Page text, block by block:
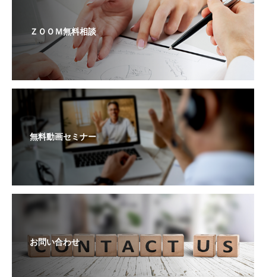
ＺＯＯＭ無料相談
無料動画セミナー
お問い合わせ